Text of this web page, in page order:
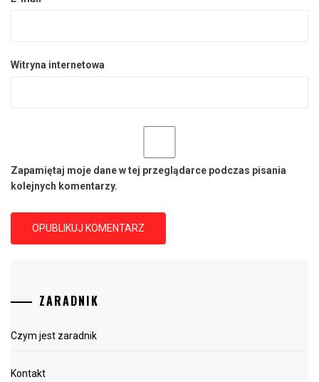
Witryna internetowa
Zapamiętaj moje dane w tej przeglądarce podczas pisania
kolejnych komentarzy.
ZARADNIK
Czym jest zaradnik
Kontakt